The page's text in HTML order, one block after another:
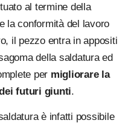
al termine della
la conformità del lavoro
il pezzo entra in appositi
della saldatura ed
per migliorare la
futuri giunti.
è infatti possibile